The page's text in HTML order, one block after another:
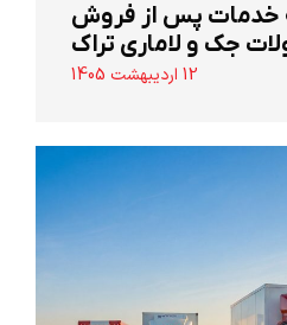
خدمات پس از فروش
جک و لاماری تراک
12 اردیبهشت 1405